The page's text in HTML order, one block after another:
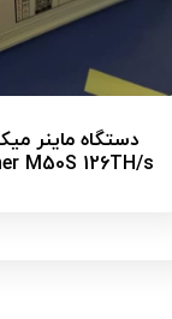
دستگاه ماینر
M50S 126TH/s